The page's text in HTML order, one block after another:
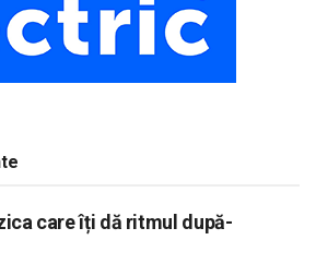
care îți dă ritmul după-